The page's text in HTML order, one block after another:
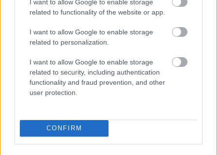
I want to allow Google to enable storage
related to functionality of the website or app.
I want to allow Google to enable storage
related to personalization.
I want to allow Google to enable storage
related to security, including authentication
functionality and fraud prevention, and other
user protection.
CONFIRM